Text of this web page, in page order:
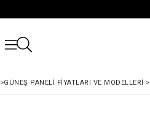
>GÜNEŞ PANELI FIYATLARI VE MODELLERI >